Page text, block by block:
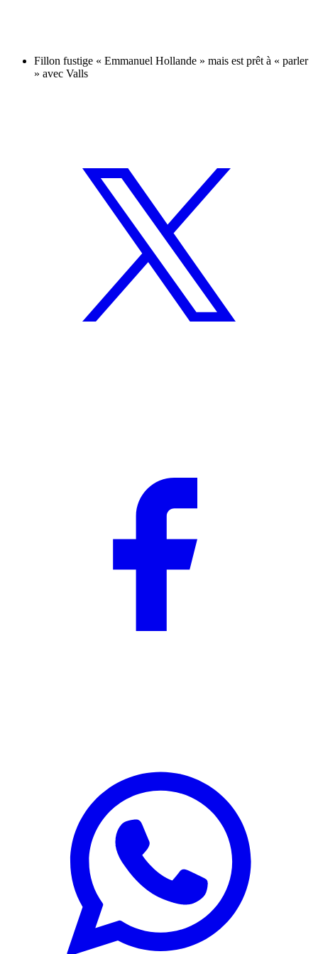
Fillon fustige « Emmanuel Hollande » mais est prêt à « parler
» avec Valls